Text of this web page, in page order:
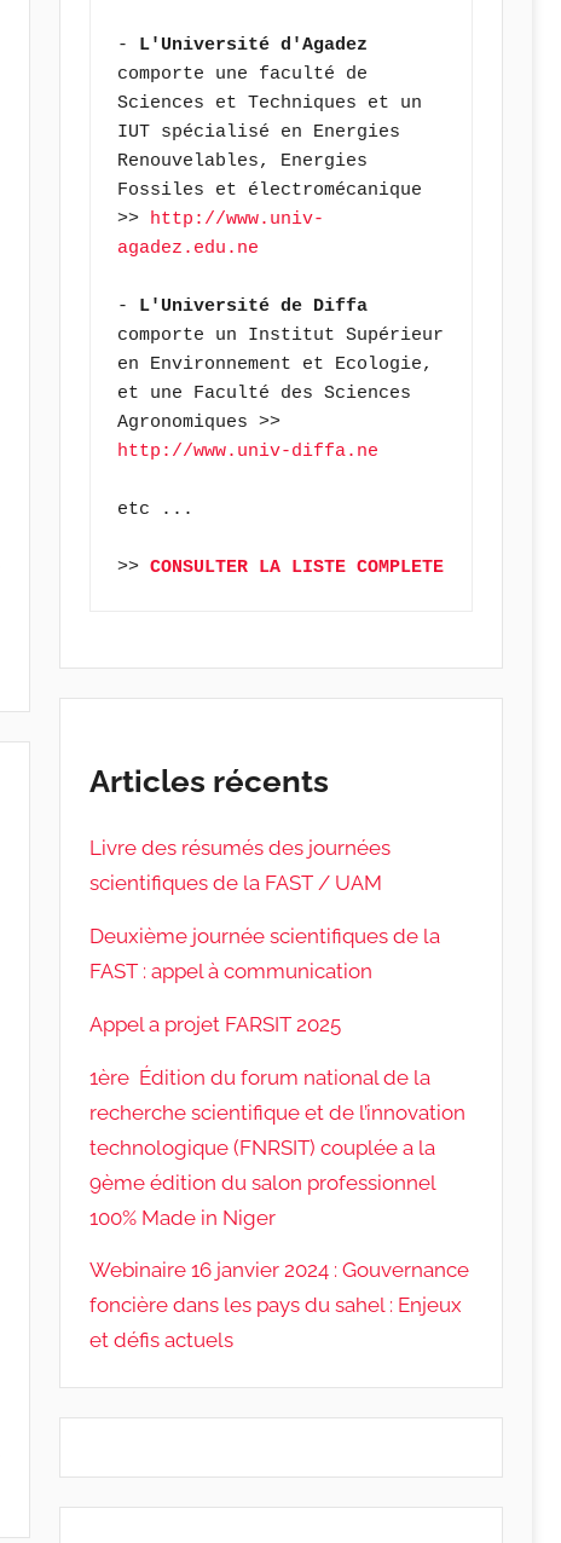
- L'Université d'Agadez
comporte une faculté de
Sciences et Techniques et un
IUT spécialisé en Energies
Renouvelables, Energies
Fossiles et électromécanique
>> http://www.univ-
agadez.edu.ne
- L'Université de Diffa
comporte un Institut Supérieur
en Environnement et Ecologie,
et une Faculté des Sciences
http://www.univ-diffa.ne
etc ...
>> CONSULTER LA LISTE COMPLETE
Articles récents
Livre des résumés des journées
scientifiques de la FAST / UAM
Deuxième journée scientifiques de la
FAST : appel à communication
Appel a projet FARSIT 2025
1ère Édition du forum national de la
recherche scientifique et de l’innovation
technologique (FNRSIT) couplée a la
9ème édition du salon professionnel
100% Made in Niger
Webinaire 16 janvier 2024 : Gouvernance
foncière dans les pays du sahel : Enjeux
et défis actuels